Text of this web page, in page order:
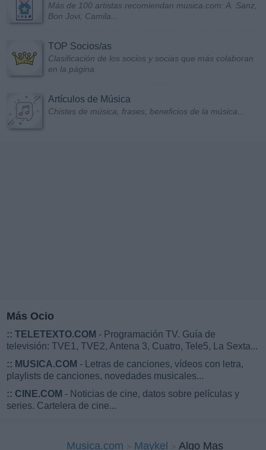
Más de 100 artistas recomiendan musica.com: A. Sanz,
Bon Jovi, Camila...
TOP Socios/as
Clasificación de los socios y socias que más colaboran
en la página
Artículos de Música
Chistes de música, frases, beneficios de la música...
Más Ocio
:: TELETEXTO.COM - Programación TV. Guía de
televisión: TVE1, TVE2, Antena 3, Cuatro, Tele5, La Sexta...
:: MUSICA.COM - Letras de canciones, vídeos con letra,
playlists de canciones, novedades musicales...
:: CINE.COM - Noticias de cine, datos sobre películas y
series. Cartelera de cine...
Musica.com Maykel Algo Mas